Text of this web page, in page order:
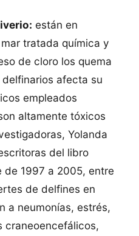
están en
tratada química y
de cloro los quema
afecta su
empleados
altamente tóxicos
Yolanda
del libro
1997 a 2005, entre
de delfines en
a neumonías, estrés,
craneoencefálicos,